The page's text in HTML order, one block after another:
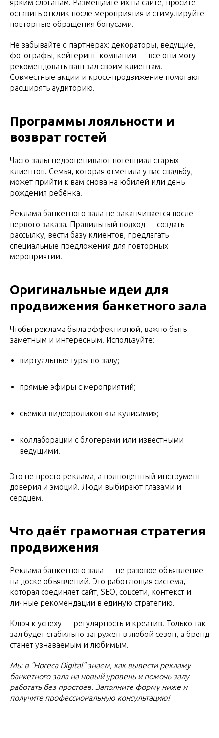
ярким слоганам. Размещайте их на сайте, просите
оставить отклик после мероприятия и стимулируйте
повторные обращения бонусами.
Не забывайте о партнёрах: декораторы, ведущие,
фотографы, кейтеринг-компании — все они могут
рекомендовать ваш зал своим клиентам.
Совместные акции и кросс-продвижение помогают
расширять аудиторию.
Программы лояльности и
возврат гостей
Часто залы недооценивают потенциал старых
клиентов. Семья, которая отметила у вас свадьбу,
может прийти к вам снова на юбилей или день
рождения ребёнка.
Реклама банкетного зала не заканчивается после
первого заказа. Правильный подход — создать
рассылку, вести базу клиентов, предлагать
специальные предложения для повторных
мероприятий.
Оригинальные идеи для
продвижения банкетного зала
Чтобы реклама была эффективной, важно быть
заметным и интересным. Используйте:
виртуальные туры по залу;
прямые эфиры с мероприятий;
съёмки видеороликов «за кулисами»;
коллаборации с блогерами или известными
ведущими.
Это не просто реклама, а полноценный инструмент
доверия и эмоций. Люди выбирают глазами и
сердцем.
Что даёт грамотная стратегия
продвижения
Реклама банкетного зала — не разовое объявление
на доске объявлений. Это работающая система,
которая соединяет сайт, SEO, соцсети, контекст и
личные рекомендации в единую стратегию.
Ключ к успеху — регулярность и креатив. Только так
зал будет стабильно загружен в любой сезон, а бренд
станет узнаваемым и любимым.
Мы в "Horeca Digital" знаем, как вывести рекламу
банкетного зала на новый уровень и помочь залу
работать без простоев. Заполните форму ниже и
получите профессиональную консультацию!